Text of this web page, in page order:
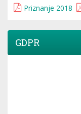
Priznanje 2018
GDPR